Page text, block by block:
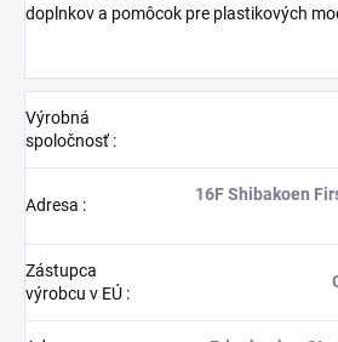
doplnkov a pomôcok pre plastikových
Výrobná
spoločnosť:
Adresa :
16F Shibakoen
Zástupca
výrobcu v EÚ :